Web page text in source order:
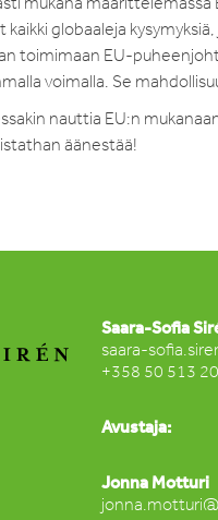
globaaleja
toimimaan EU-
voimalla. Se
nauttia EU:n
äänestää!
Saara-Sofia
saara-
+358 50 513
Avustaja:
Jonna Motturi